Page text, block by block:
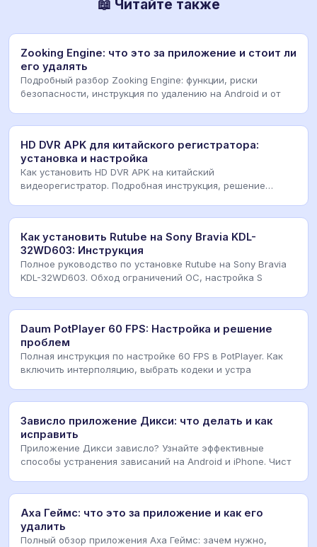
📖 Читайте также
Zooking Engine: что это за приложение и стоит ли
его удалять
Подробный разбор Zooking Engine: функции, риски
безопасности, инструкция по удалению на Android и от
HD DVR APK для китайского регистратора:
установка и настройка
Как установить HD DVR APK на китайский
видеорегистратор. Подробная инструкция, решение
Как установить Rutube на Sony Bravia KDL-
32WD603: Инструкция
Полное руководство по установке Rutube на Sony Bravia
KDL-32WD603. Обход ограничений ОС, настройка S
Daum PotPlayer 60 FPS: Настройка и решение
проблем
Полная инструкция по настройке 60 FPS в PotPlayer. Как
включить интерполяцию, выбрать кодеки и устра
Зависло приложение Дикси: что делать и как
исправить
Приложение Дикси зависло? Узнайте эффективные
способы устранения зависаний на Android и iPhone. Чист
Аха Геймс: что это за приложение и как его
удалить
Полный обзор приложения Аха Геймс: зачем нужно,